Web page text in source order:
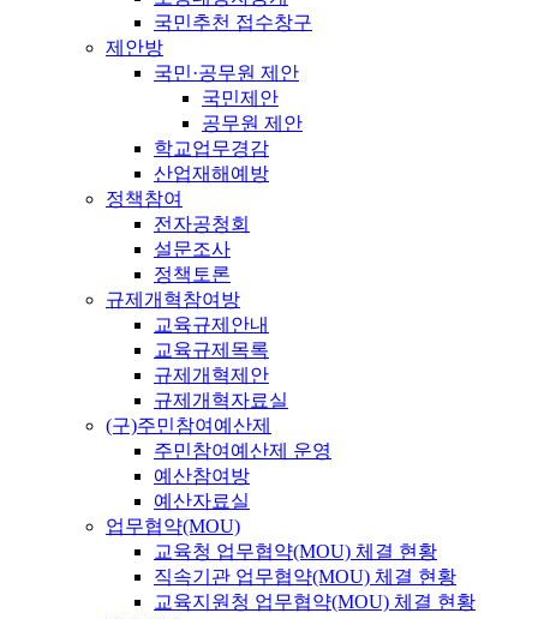
국민추천 접수창구
제안방
국민·공무원 제안
국민제안
공무원 제안
학교업무경감
산업재해예방
정책참여
전자공청회
설문조사
정책토론
규제개혁참여방
교육규제안내
교육규제목록
규제개혁제안
규제개혁자료실
(구)주민참여예산제
주민참여예산제 운영
예산참여방
예산자료실
업무협약(MOU)
교육청 업무협약(MOU) 체결 현황
직속기관 업무협약(MOU) 체결 현황
교육지원청 업무협약(MOU) 체결 현황